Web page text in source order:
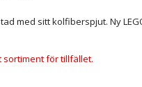
med sitt kolfiberspjut. Ny
sortiment för tillfället.